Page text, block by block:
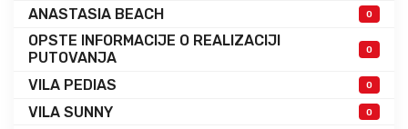
ANASTASIA BEACH 0
OPSTE INFORMACIJE O REALIZACIJI
PUTOVANJA
0
VILA PEDIAS 0
VILA SUNNY 0